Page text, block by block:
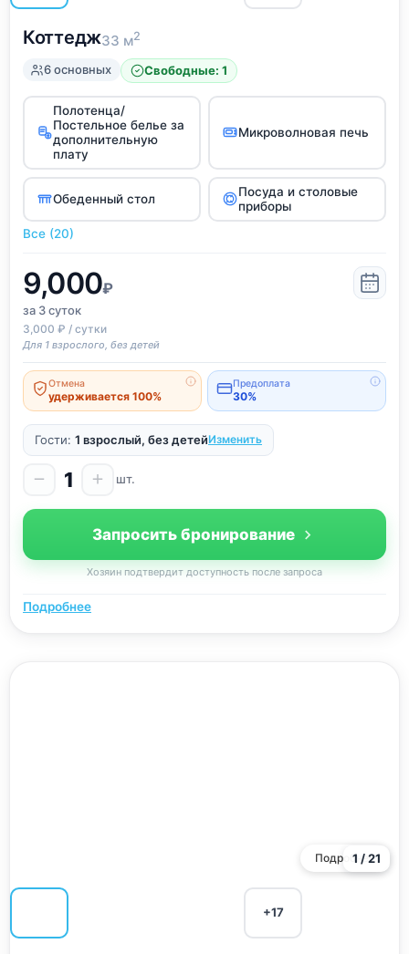
Коттедж33 м2
6 основных Свободные: 1
Полотенца/
Постельное белье за
дополнительную
плату
Микроволновая печь
Обеденный стол
Посуда и столовые
приборы
Все (20)
9,000₽
за 3суток
3,000 ₽ / сутки
Для 1 взрослого, без детей
Отмена
удерживается 100%
Предоплата
30%
Гости: 1 взрослый, без детейИзменить
1 шт.
Запросить бронирование
Хозяин подтвердит доступность после запроса
Подробнее
Подробнее
1 / 21
+17